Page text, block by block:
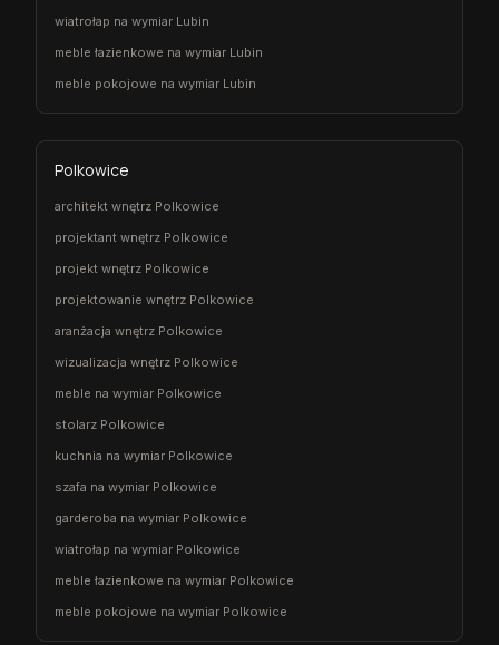
wiatrołap na wymiar Lubin
meble łazienkowe na wymiar Lubin
meble pokojowe na wymiar Lubin
Polkowice
architekt wnętrz Polkowice
projektant wnętrz Polkowice
projekt wnętrz Polkowice
projektowanie wnętrz Polkowice
aranżacja wnętrz Polkowice
wizualizacja wnętrz Polkowice
meble na wymiar Polkowice
stolarz Polkowice
kuchnia na wymiar Polkowice
szafa na wymiar Polkowice
garderoba na wymiar Polkowice
wiatrołap na wymiar Polkowice
meble łazienkowe na wymiar Polkowice
meble pokojowe na wymiar Polkowice